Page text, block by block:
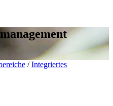
/ Integriertes